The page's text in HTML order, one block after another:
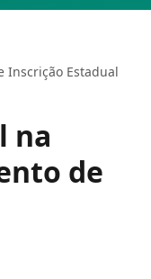
Inscrição Estadual
na
de